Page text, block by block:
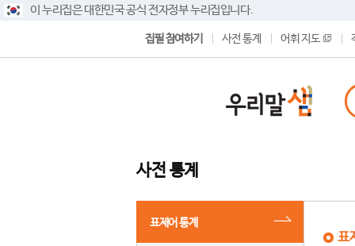
이 누리집은 대한민국 공식 전자정부 누리집입니다.
집필 참여하기 사전 통계 어휘 지도
사전 통계
표제어 통계
표